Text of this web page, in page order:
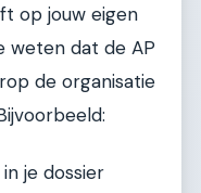
op jouw eigen
weten dat de AP
de organisatie
je dossier